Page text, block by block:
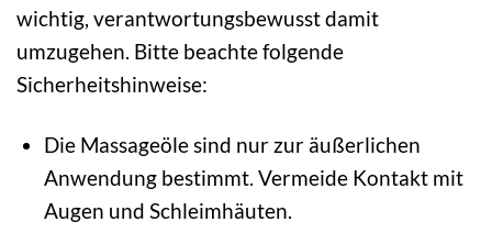
wichtig, verantwortungsbewusst damit
umzugehen. Bitte beachte folgende
Sicherheitshinweise:
Die Massageöle sind nur zur äußerlichen
Anwendung bestimmt. Vermeide Kontakt mit
Augen und Schleimhäuten.